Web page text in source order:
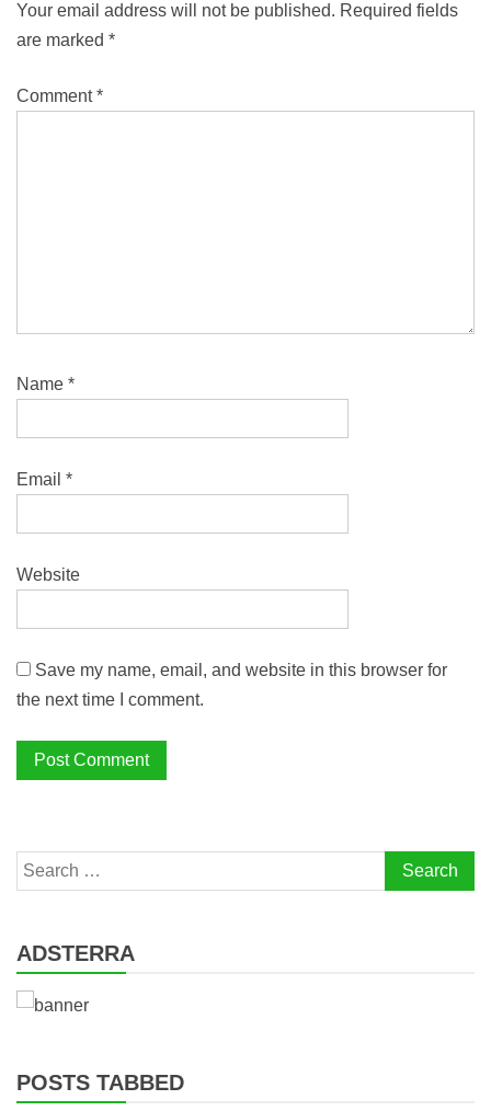
Your email address will not be published. Required fields
are marked *
Comment*
Name *
Email *
Website
Save my name, email, and website in this browser for
the next time I comment.
Search
for:
ADSTERRA
POSTS TABBED